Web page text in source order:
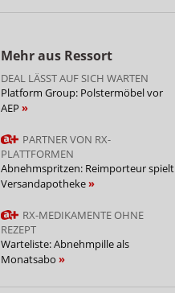
Mehr aus Ressort
DEAL LÄSST AUF SICH WARTEN
Platform Group: Polstermöbel vor
AEP
PARTNER VON RX-
PLATTFORMEN
Abnehmspritzen: Reimporteur spielt
Versandapotheke
RX-MEDIKAMENTE OHNE
REZEPT
Warteliste: Abnehmpille als
Monatsabo